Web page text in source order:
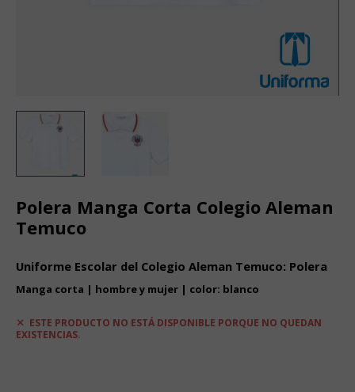
Polera Manga Corta Colegio Aleman
Temuco
Uniforme Escolar del Colegio Aleman Temuco: Polera
Manga corta | hombre y mujer | color: blanco
ESTE PRODUCTO NO ESTÁ DISPONIBLE PORQUE NO QUEDAN
EXISTENCIAS.